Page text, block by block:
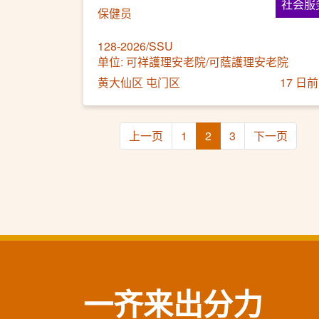
社会服
保健员
128-2026/SSU
单位: 可祥護理安老院/可蔭護理安老院
黄大仙区 屯门区
17 日前
上一页 1 2 3 下一页
一齐来出分力